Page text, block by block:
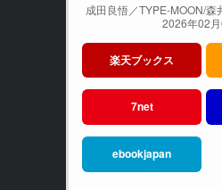
成田良悟／TYPE-MOON/森
2026年02
楽天ブックス
7net
ebookjapan